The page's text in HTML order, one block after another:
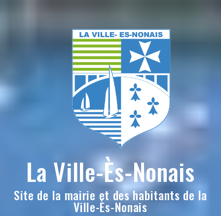
La Ville-Ès-Nonais
Site de la mairie et des habitants de la
Ville-Ès-Nonais